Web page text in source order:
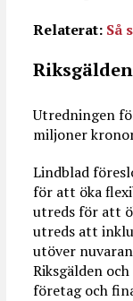
Relaterat: Så
Utredningen
miljoner
Lindblad
för att öka
utreds för att
utreds att
utöver
Riksgälden
företag och